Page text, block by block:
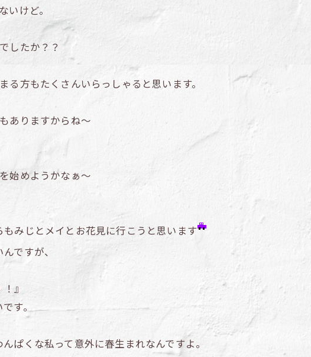
いけど。
したか？？
る方もたくさんいらっしゃると思います。
ありますからね～
始めようかなぁ～
みじとメイとお花見に行こうと思います
ですが、
』
す。
ぱくな私って意外に春生まれなんですよ。